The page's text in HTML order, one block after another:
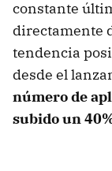
constante
directamente
tendencia
desde el
número de
subido un